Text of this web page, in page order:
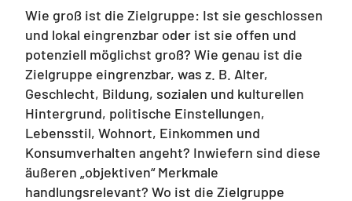
Wie groß ist die Zielgruppe: Ist sie geschlossen
und lokal eingrenzbar oder ist sie offen und
potenziell möglichst groß? Wie genau ist die
Zielgruppe eingrenzbar, was z. B. Alter,
Geschlecht, Bildung, sozialen und kulturellen
Hintergrund, politische Einstellungen,
Lebensstil, Wohnort, Einkommen und
Konsumverhalten angeht? Inwiefern sind diese
äußeren „objektiven“ Merkmale
handlungsrelevant? Wo ist die Zielgruppe